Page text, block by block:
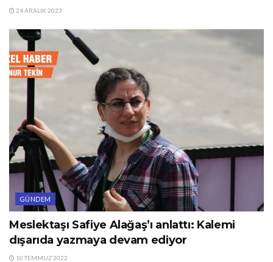
24 ARALIK 2023
GÜNDEM
Meslektaşı Safiye Alağaş’ı anlattı: Kalemi
dışarıda yazmaya devam ediyor
10 TEMMUZ 2022